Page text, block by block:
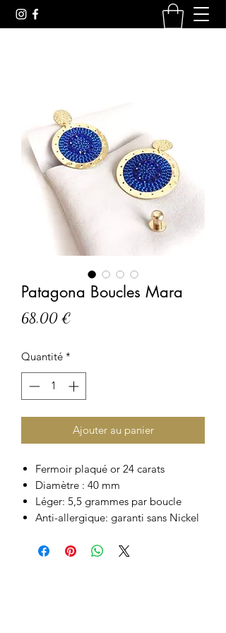
Patagona Boucles Mara
68,00 €
Quantité *
Ajouter au panier
Fermoir plaqué or 24 carats
Diamètre : 40 mm
Léger: 5,5 grammes par boucle
Anti-allergique: garanti sans Nickel